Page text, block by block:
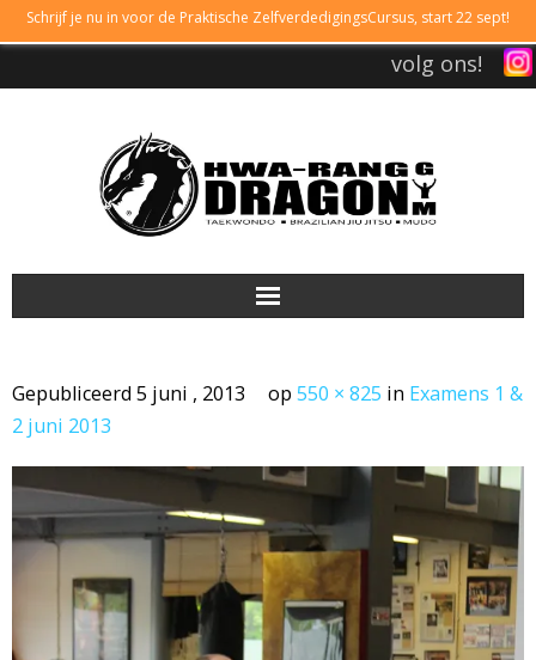
Schrijf je nu in voor de Praktische ZelfverdedigingsCursus, start 22 sept!
volg ons!
LESTIJDEN
LIDMAATSCHAP
TAEKWONDO
BRAZILIAN JIU JITSU
AGENDA
Gepubliceerd 5 juni , 2013 op 550 × 825 in Examens 1 &
2 juni 2013